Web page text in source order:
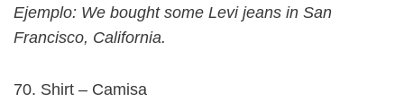
Ejemplo: We bought some Levi jeans in San
Francisco, California.
70. Shirt – Camisa